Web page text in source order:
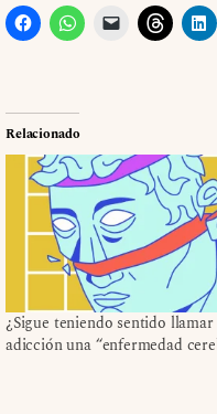
Relacionado
¿Sigue teniendo sentido llamar
adicción una “enfermedad